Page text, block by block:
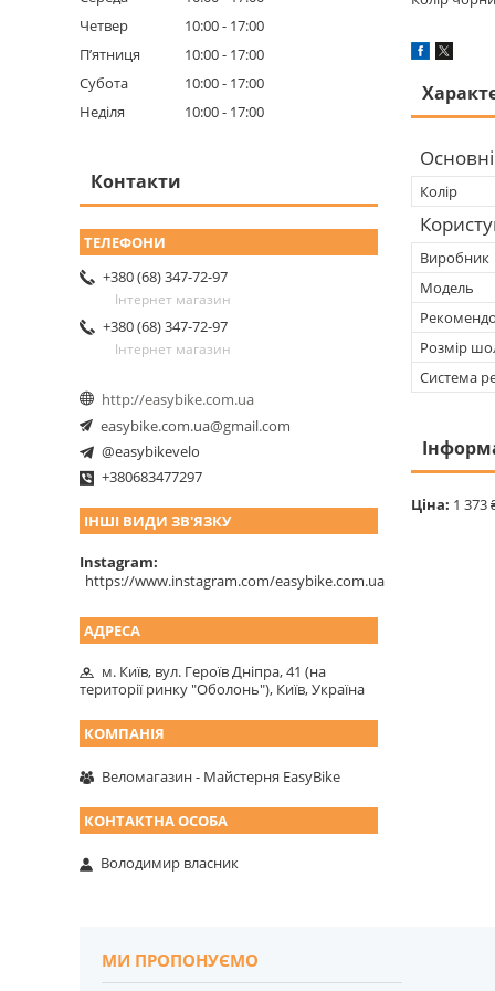
Колір
Виробник
Мoдель
Розмір
Система
Ціна: 1 373
Четвер
10:00
17:00
Пʼятниця
10:00
17:00
Субота
10:00
17:00
Неділя
10:00 17:00
Контакти
+380 (68) 347-72-97
Інтернет магазин
+380 (68) 347-72-97
Інтернет магазин
http://easybike.com.ua
easybike.com.ua@gmail.com
@easybikevelo
+380683477297
ІНШІ ВИДИ ЗВ'ЯЗКУ
Instagram
https://www.instagram.com/easybike.com.ua
м. Київ, вул. Героїв Дніпра, 41 (на
території ринку "Оболонь"), Київ, Україна
Веломагазин - Майстерня EasyBike
Володимир власник
МИ ПРОПОНУЄМО